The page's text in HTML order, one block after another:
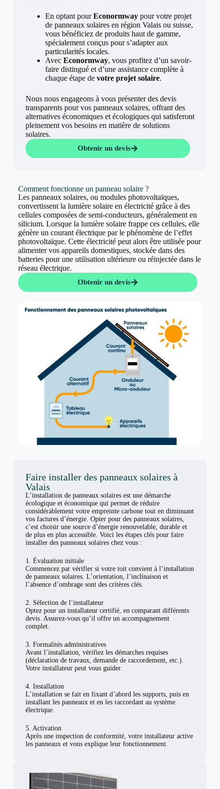
En optant pourEconormwaypour votre projet
de panneaux solaires en région Valais ou suisse,
vous bénéficiez de produits haut de gamme,
spécialement conçus pour s’adapter aux
particularités locales.
Avec Econormway, vous profitez d’un savoir-
faire distingué et d’une assistance complète à
chaque étape de votre projet solaire.
Nous nous engageons à vous présenter des devis
transparents pour vos panneaux solaires, offrant des
alternatives économiques et écologiques qui satisferont
pleinement vos besoins en matière de solutions
solaires.
Obtenir un devis
Comment fonctionne un panneau solaire ?
Les panneaux solaires, ou modules photovoltaïques,
convertissent la lumière solaire en électricité grâce à des
cellules composées de semi-conducteurs, généralement en
silicium. Lorsque la lumière solaire frappe ces cellules, elle
génère un courant électrique par le phénomène de l’effet
photovoltaïque. Cette électricité peut alors être utilisée pour
alimenter vos appareils domestiques, stockée dans des
batteries pour une utilisation ultérieure ou réinjectée dans le
réseau électrique.
Obtenir un devis
Faire installer des panneaux solaires à
Valais
L’installation de panneaux solaires est une démarche
écologique et économique qui permet de réduire
considérablement votre empreinte carbone tout en diminuant
vos factures d’énergie. Opter pour des panneaux solaires,
c’est choisir une source d’énergie renouvelable, durable et
de plus en plus accessible. Voici les étapes clés pour faire
installer des panneaux solaires chez vous :
1. Évaluation initiale
Commencez par vérifier si votre toit convient à l’installation
de panneaux solaires. L’orientation, l’inclinaison et
l’absence d’ombrage sont des critères clés.
2. Sélection de l’installateur
Optez pour un installateur certifié, en comparant différents
devis. Assurez-vous qu’il offre un accompagnement
complet.
3. Formalités administratives
Avant l’installation, vérifiez les démarches requises
(déclaration de travaux, demande de raccordement, etc.).
Votre installateur peut vous guider.
4. Installation
L’installation se fait en fixant d’abord les supports, puis en
installant les panneaux et en les raccordant au système
électrique.
5. Activation
Après une inspection de conformité, votre installateur active
les panneaux et vous explique leur fonctionnement.